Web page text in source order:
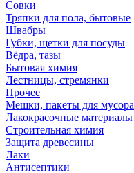
Совки
Тряпки для пола, бытовые
Швабры
Губки, щетки для посуды
Вёдра, тазы
Бытовая химия
Лестницы, стремянки
Прочее
Мешки, пакеты для мусора
Лакокрасочные материалы
Строительная химия
Защита древесины
Лаки
Антисептики